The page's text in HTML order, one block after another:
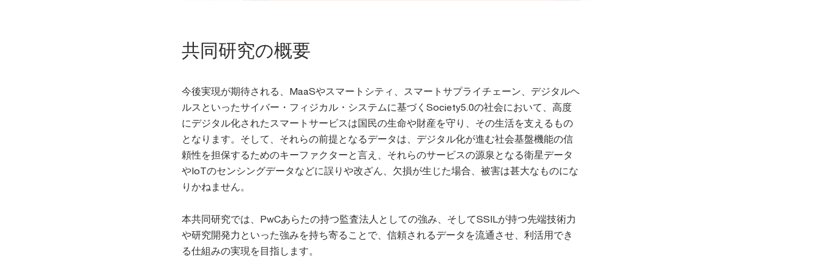
共同研究の概要
今後実現が期待される、MaaSやスマートシティ、スマートサプライチェーン、デジタルヘ
ルスといったサイバー・フィジカル・システムに基づくSociety5.0の社会において、高度
にデジタル化されたスマートサービスは国民の生命や財産を守り、その生活を支えるもの
となります。そして、それらの前提となるデータは、デジタル化が進む社会基盤機能の信
頼性を担保するためのキーファクターと言え、それらのサービスの源泉となる衛星データ
やIoTのセンシングデータなどに誤りや改ざん、欠損が生じた場合、被害は甚大なものにな
りかねません。
本共同研究では、PwCあらたの持つ監査法人としての強み、そしてSSILが持つ先端技術力
や研究開発力といった強みを持ち寄ることで、信頼されるデータを流通させ、利活用でき
る仕組みの実現を目指します。